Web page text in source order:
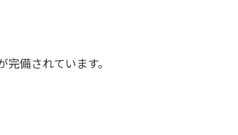
備されています。